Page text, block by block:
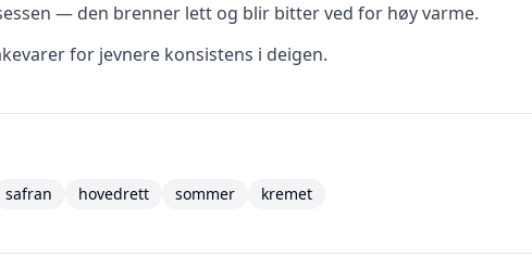
— den brenner lett og blir bitter ved for høy varme.
for jevnere konsistens i deigen.
safran hovedrett sommer kremet